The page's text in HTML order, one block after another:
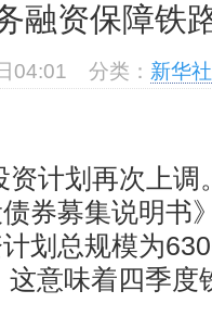
在
基
融资保障铁
04:01 分类： 新华
计划再次上调
券募集说明书
划总规模为
意味着四季度